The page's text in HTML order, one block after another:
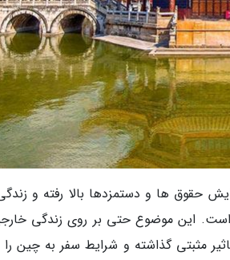
حقوق ها و دستمزدها بالا رفته و
است. این موضوع حتی بر روی زندگی
مثبتی گذاشته و شرایط سفر به چین